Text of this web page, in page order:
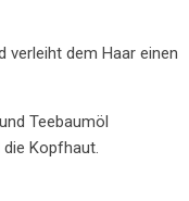
verleiht dem Haar einen
Teebaumöl
Kopfhaut.